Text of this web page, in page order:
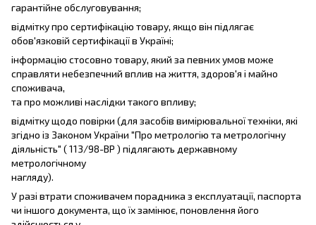
гарантійне обслуговування;
відмітку про сертифікацію товару, якщо він підлягає
обов'язковій сертифікації в Україні;
інформацію стосовно товару, який за певних умов може
справляти небезпечний вплив на життя, здоров'я і майно
споживача,
та про можливі наслідки такого впливу;
відмітку щодо повірки (для засобів вимірювальної техніки, які
згідно із Законом України "Про метрологію та метрологічну
діяльність" ( 113/98-ВР ) підлягають державному
метрологічному
нагляду).
У разі втрати споживачем порадника з експлуатації, паспорта
чи іншого документа, що їх замінює, поновлення його